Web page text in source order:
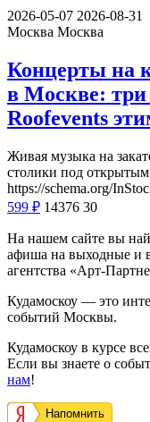
2026-05-07 2026-08-31
Москва Москва
Концерты на
в Москве:
Roofevents
Живая музыка на
столики под
https://schema.org/
599 ₽ 14376 30
На нашем сайте вы
афиша на выходные и
агентства «Арт-
Кудамоскоу — это
событий Москвы.
Кудамоскоу в курсе
Если вы знаете о
нам!
Напомнить